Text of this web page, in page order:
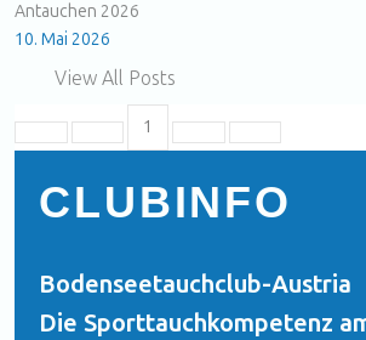
Antauchen 2026
10. Mai 2026
View All Posts
First PagePrevious Page
1
Next PageLast Page
CLUBINFO
Bodenseetauchclub-Austria
Die Sporttauchkompetenz